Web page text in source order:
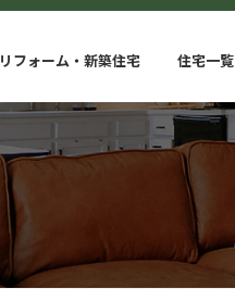
リフォーム・新築住宅 住宅一覧